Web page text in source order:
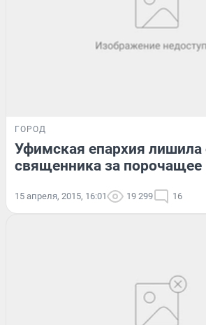
ГОРОД
Уфимская епархия лишила
священника за порочащее
15 апреля, 2015, 16:01 19 299 16